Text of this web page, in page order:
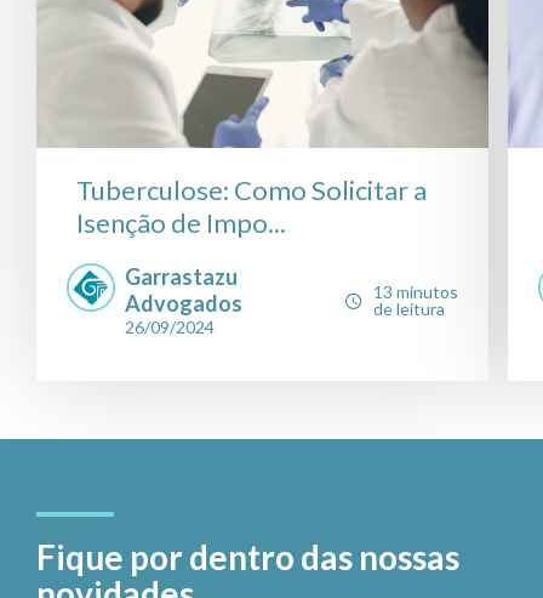
Tuberculose: Como Solicitar a
Isenção de Impo...
Garrastazu
Advogados
26/09/2024
13 minutos
de leitura
Fique por dentro das nossas